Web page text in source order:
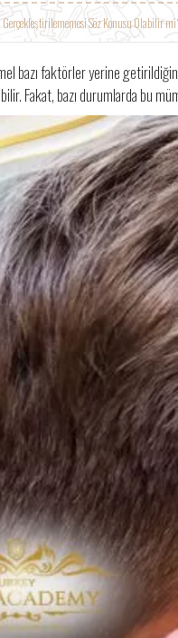
Söz Konusu Olabilir
bazı faktörler yerine
Fakat, bazı durumlarda bu